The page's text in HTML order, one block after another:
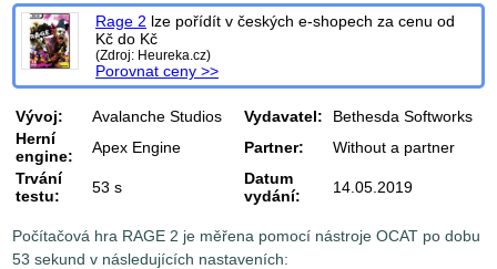
Rage 2 lze pořídít v českých e-shopech za cenu od
Kč do Kč
(Zdroj: Heureka.cz)
Porovnat ceny >>
Vývoj: Avalanche Studios Vydavatel:
Bethesda Softworks
Herní
engine:
Apex Engine Partner:
Without a partner
Trvání
testu:
53 s
Datum
vydání:
14.05.2019
Počítačová hra RAGE 2 je měřena pomocí nástroje OCAT po dobu
53 sekund v následujících nastaveních: